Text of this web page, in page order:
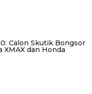
Calon Skutik Bongsor
XMAX dan Honda